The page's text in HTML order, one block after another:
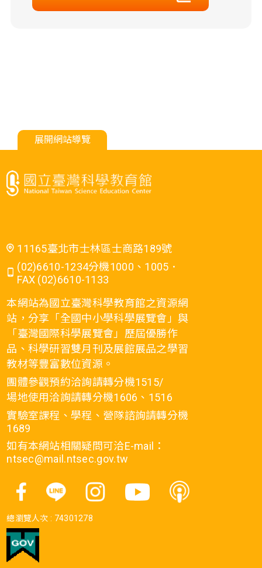
展開網站導覽
11165臺北市士林區士商路189號
(02)6610-1234分機1000、1005．
FAX (02)6610-1133
本網站為國立臺灣科學教育館之資源網
站，分享「全國中小學科學展覽會」與
「臺灣國際科學展覽會」歷屆優勝作
品、科學研習雙月刊及展館展品之學習
教材等豐富數位資源。
團體參觀預約洽詢請轉分機1515/
場地使用洽詢請轉分機1606、1516
實驗室課程、學程、營隊諮詢請轉分機
1689
如有本網站相關疑問可洽E-mail：
ntsec@mail.ntsec.gov.tw
總瀏覽人次 : 74301278